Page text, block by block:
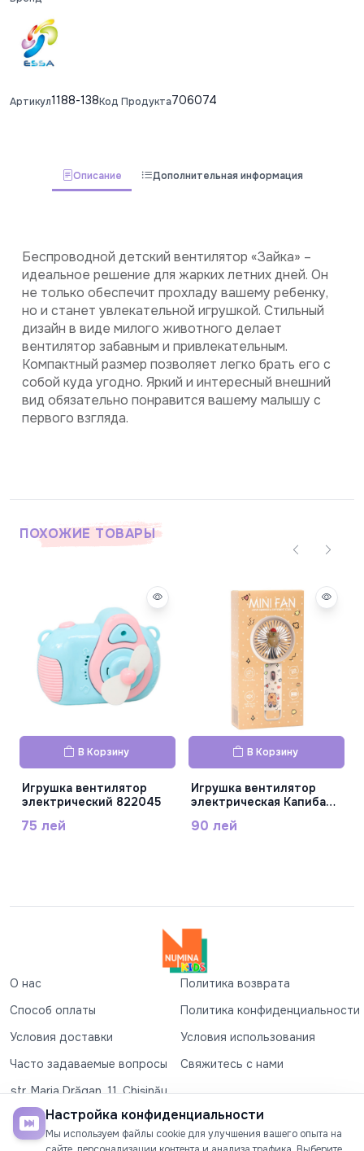
Артикул1188-138Код Продукта706074
Описание Дополнительная информация
Беспроводной детский вентилятор «Зайка» –
идеальное решение для жарких летних дней. Он
не только обеспечит прохладу вашему ребенку,
но и станет увлекательной игрушкой. Стильный
дизайн в виде милого животного делает
вентилятор забавным и привлекательным.
Компактный размер позволяет легко брать его с
собой куда угодно. Яркий и интересный внешний
вид обязательно понравится вашему малышу с
первого взгляда.
ПОХОЖИЕ ТОВАРЫ
В Корзину
Игрушка вентилятор
электрический 822045
75 лей
В Корзину
Игрушка вентилятор
электрическая Капибара
90 лей
О нас
Политика возврата
Способ оплаты
Политика конфиденциальности
Условия доставки
Условия использования
Часто задаваемые вопросы
Свяжитесь с нами
str. Maria Drăgan, 11, Chișinău
+37360327279
©2026Numina Kids. Все права защищены
Настройка конфиденциальности
Мы используем файлы cookie для улучшения вашего опыта на